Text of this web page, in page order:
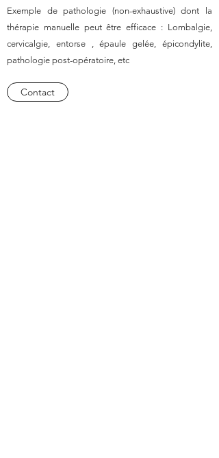
Exemple de pathologie (non-exhaustive) dont la
thérapie manuelle peut être efficace : Lombalgie,
cervicalgie, entorse , épaule gelée, épicondylite,
pathologie post-opératoire, etc
Contact